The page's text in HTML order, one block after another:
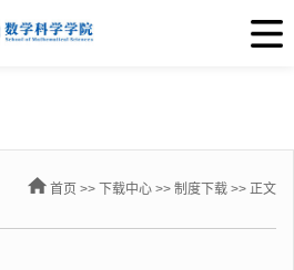
首页 >> 下载中心 >> 制度下载 >> 正文